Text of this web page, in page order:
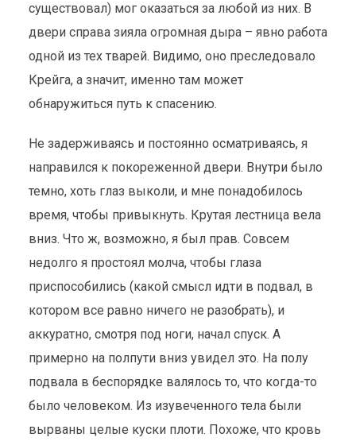
существовал) мог оказаться за любой из них. В
двери справа зияла огромная дыра – явно работа
одной из тех тварей. Видимо, оно преследовало
Крейга, а значит, именно там может
обнаружиться путь к спасению.
Не задерживаясь и постоянно осматриваясь, я
направился к покореженной двери. Внутри было
темно, хоть глаз выколи, и мне понадобилось
время, чтобы привыкнуть. Крутая лестница вела
вниз. Что ж, возможно, я был прав. Совсем
недолго я простоял молча, чтобы глаза
приспособились (какой смысл идти в подвал, в
котором все равно ничего не разобрать), и
аккуратно, смотря под ноги, начал спуск. А
примерно на полпути вниз увидел это. На полу
подвала в беспорядке валялось то, что когда-то
было человеком. Из изувеченного тела были
вырваны целые куски плоти. Похоже, что кровь